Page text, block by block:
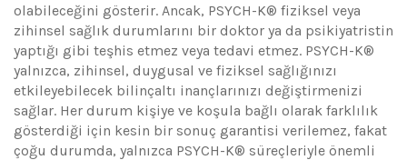
olabileceğini gösterir. Ancak, PSYCH-K® fiziksel veya
zihinsel sağlık durumlarını bir doktor ya da psikiyatristin
yaptığı gibi teşhis etmez veya tedavi etmez. PSYCH-K®
yalnızca, zihinsel, duygusal ve fiziksel sağlığınızı
etkileyebilecek bilinçaltı inançlarınızı değiştirmenizi
sağlar. Her durum kişiye ve koşula bağlı olarak farklılık
gösterdiği için kesin bir sonuç garantisi verilemez, fakat
çoğu durumda, yalnızca PSYCH-K® süreçleriyle önemli